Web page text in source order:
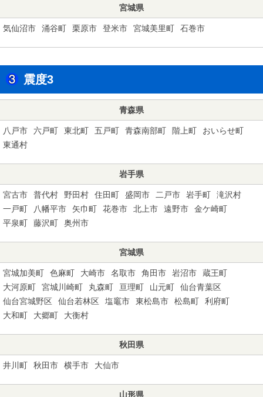
宮城県
気仙沼市 涌谷町 栗原市 登米市 宮城美里町 石巻市
震度3
青森県
八戸市 六戸町 東北町 五戸町 青森南部町 階上町
おいらせ町
東通村
岩手県
宮古市 普代村 野田村 住田町 盛岡市 二戸市 岩手町
滝沢村
一戸町
八幡平市 矢巾町 花巻市 北上市 遠野市
金ケ崎町
平泉町
藤沢町 奥州市
宮城県
宮城加美町 色麻町 大崎市 名取市 角田市 岩沼市
蔵王町
大河原町
宮城川崎町 丸森町 亘理町 山元町
仙台青葉区
仙台宮城野区
仙台若林区 塩竈市 東松島市 松島町
利府町
大和町
大郷町 大衡村
秋田県
井川町 秋田市 横手市 大仙市
山形県